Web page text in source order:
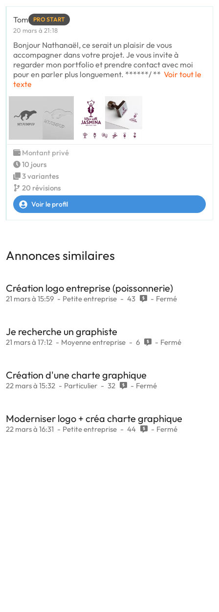
Tom PRO START
20 mars à 21:18
Bonjour Nathanaël, ce serait un plaisir de vous
accompagner dans votre projet. Je vous invite à
regarder mon portfolio et prendre contact avec moi
pour en parler plus longuement. ******/ ** Voir tout le
texte
Montant privé
10 jours
3 variantes
20 révisions
Voir le profil
Annonces similaires
Création logo entreprise (poissonnerie)
21 mars à 15:59 Petite entreprise 43 Fermé
Je recherche un graphiste
21 mars à 17:12 Moyenne entreprise 6 Fermé
Création d'une charte graphique
22 mars à 15:32 Particulier 32 Fermé
Moderniser logo + créa charte graphique
22 mars à 16:31 Petite entreprise 44 Fermé